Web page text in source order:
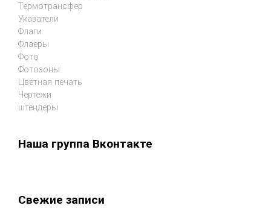
Термотрансфер
Указатели
Флаги
Флаеры
Фото
Фотозоны
Цветная печать
Чертежи
штендеры
Наша группа Вконтакте
Свежие записи